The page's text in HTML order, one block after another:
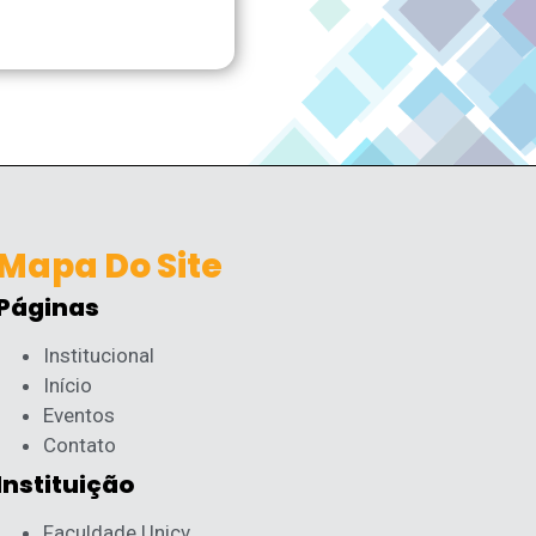
Do Site
Institucional
Início
Eventos
Contato